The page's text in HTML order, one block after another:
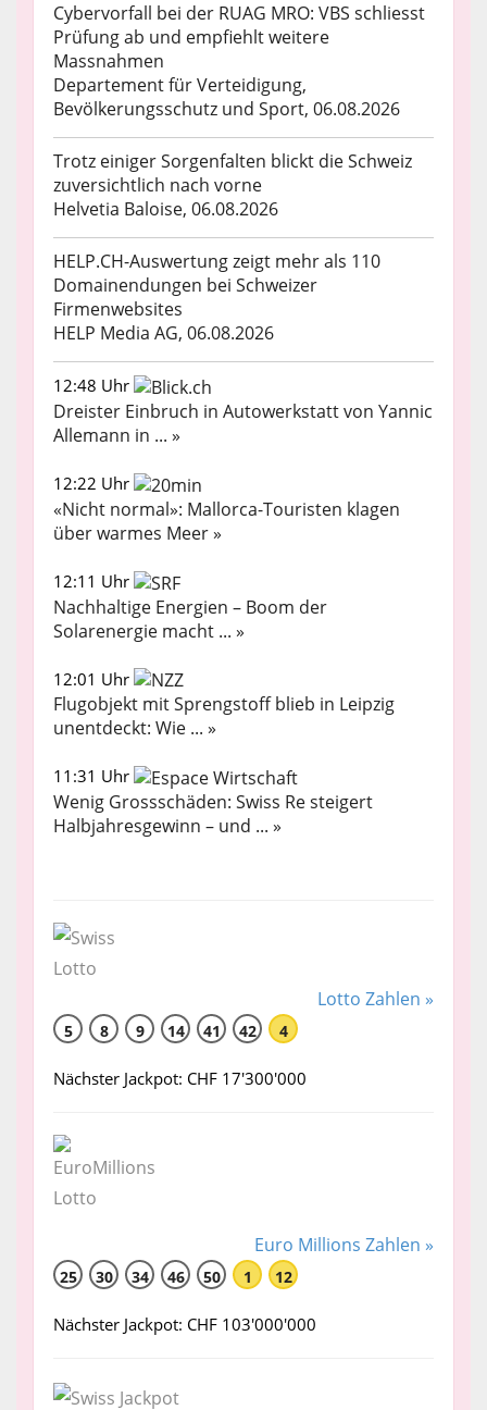
Cybervorfall bei der RUAG MRO: VBS schliesst
Prüfung ab und empfiehlt weitere
Massnahmen
Departement für Verteidigung,
Bevölkerungsschutz und Sport, 06.08.2026
Trotz einiger Sorgenfalten blickt die Schweiz
zuversichtlich nach vorne
Helvetia Baloise, 06.08.2026
HELP.CH-Auswertung zeigt mehr als 110
Domainendungen bei Schweizer
Firmenwebsites
HELP Media AG, 06.08.2026
12:48 Uhr
Dreister Einbruch in Autowerkstatt von Yannic
Allemann in ... »
12:22 Uhr
«Nicht normal»: Mallorca-Touristen klagen
über warmes Meer »
12:11 Uhr
Nachhaltige Energien – Boom der
Solarenergie macht ... »
12:01 Uhr
Flugobjekt mit Sprengstoff blieb in Leipzig
unentdeckt: Wie ... »
11:31 Uhr
Wenig Grossschäden: Swiss Re steigert
Halbjahresgewinn – und ... »
Lotto Zahlen »
5 8 9 14 41 42 4
Nächster Jackpot: CHF 17'300'000
Euro Millions Zahlen »
25 30 34 46 50 1 12
Nächster Jackpot: CHF 103'000'000